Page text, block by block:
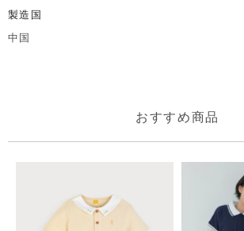
製造国
中国
おすすめ商品